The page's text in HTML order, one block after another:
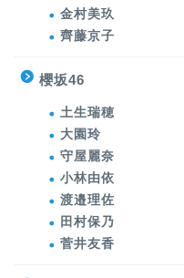
金村美玖
齊藤京子
櫻坂46
土生瑞穂
大園玲
守屋麗奈
小林由依
渡邉理佐
田村保乃
菅井友香